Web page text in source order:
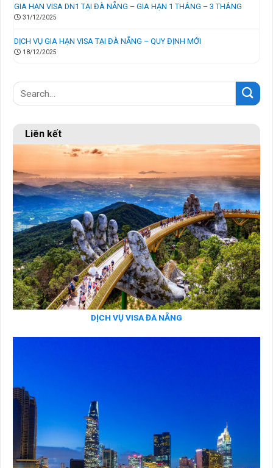
GIA HẠN VISA DN1 TẠI ĐÀ NẴNG – GIA HẠN 1 THÁNG – 3 THÁNG
31/12/2025
DỊCH VỤ GIA HẠN VISA TẠI ĐÀ NẴNG – QUY ĐỊNH MỚI
18/12/2025
Liên kết
DỊCH VỤ VISA ĐÀ NẴNG